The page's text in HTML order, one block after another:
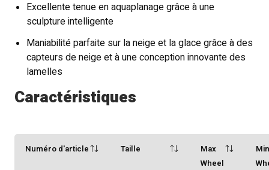
Excellente tenue en aquaplanage grâce à une
sculpture intelligente
Maniabilité parfaite sur la neige et la glace grâce à des
capteurs de neige et à une conception innovante des
lamelles
Caractéristiques
Numéro d'article Taille
Max
Wheel